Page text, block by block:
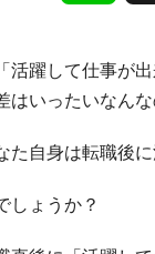
活躍して仕事が
はいったいなん
た自身は転職後
しょうか？